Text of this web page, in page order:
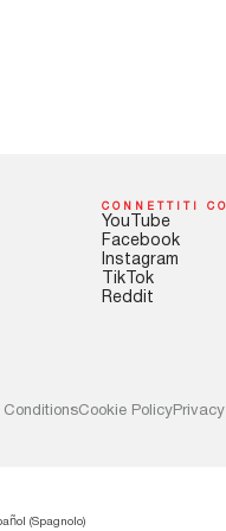
CONNETTITI
YouTube
Facebook
Instagram
TikTok
Reddit
ConditionsCookie Policy
(Spagnolo)